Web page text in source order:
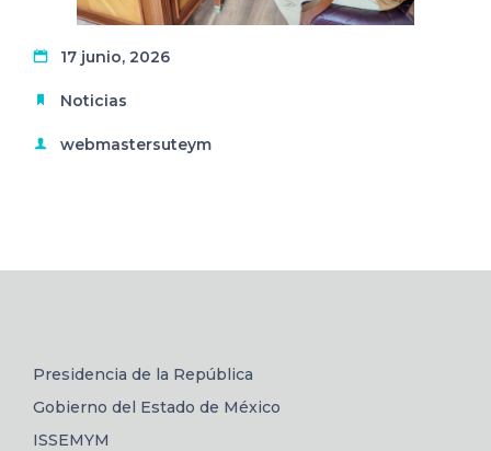
17 junio, 2026
Noticias
webmastersuteym
Presidencia de la República
Gobierno del Estado de México
ISSEMYM